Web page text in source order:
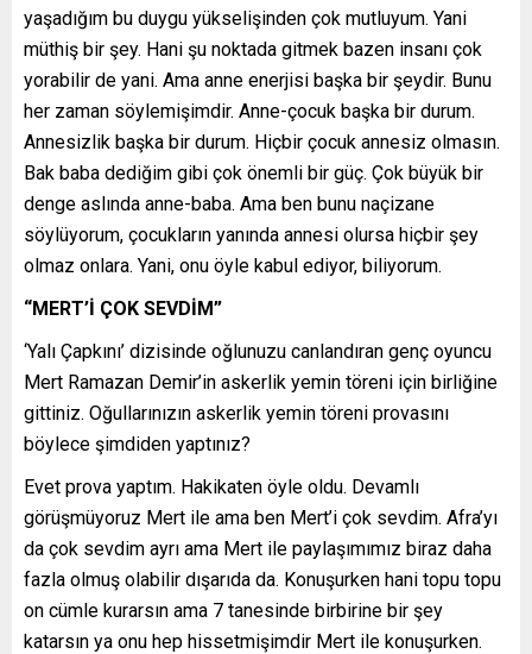
yaşadığım bu duygu yükselişinden çok mutluyum. Yani
müthiş bir şey. Hani şu noktada gitmek bazen insanı çok
yorabilir de yani. Ama anne enerjisi başka bir şeydir. Bunu
her zaman söylemişimdir. Anne-çocuk başka bir durum.
Annesizlik başka bir durum. Hiçbir çocuk annesiz olmasın.
Bak baba dediğim gibi çok önemli bir güç. Çok büyük bir
denge aslında anne-baba. Ama ben bunu naçizane
söylüyorum, çocukların yanında annesi olursa hiçbir şey
olmaz onlara. Yani, onu öyle kabul ediyor, biliyorum.
“MERT’İ ÇOK SEVDİM”
‘Yalı Çapkını’ dizisinde oğlunuzu canlandıran genç oyuncu
Mert Ramazan Demir’in askerlik yemin töreni için birliğine
gittiniz. Oğullarınızın askerlik yemin töreni provasını
böylece şimdiden yaptınız?
Evet prova yaptım. Hakikaten öyle oldu. Devamlı
görüşmüyoruz Mert ile ama ben Mert’i çok sevdim. Afra’yı
da çok sevdim ayrı ama Mert ile paylaşımımız biraz daha
fazla olmuş olabilir dışarıda da. Konuşurken hani topu topu
on cümle kurarsın ama 7 tanesinde birbirine bir şey
katarsın ya onu hep hissetmişimdir Mert ile konuşurken.